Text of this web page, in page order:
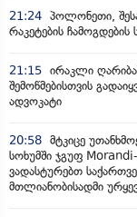
21:24 პოლონეთი,
რაკეტების ჩამოგდების
21:15 ირაკლი
შემოწმებისთვის
ადვოკატი
20:58 მტკიცე
სოხუმში ჯგუფ
ვადასტურებთ
მთლიანობისადმი